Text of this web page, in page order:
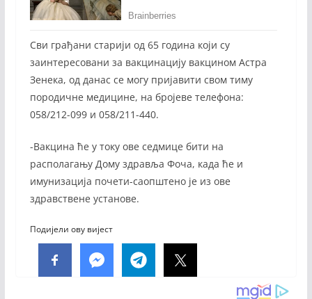
Сви грађани старији од 65 година који су
заинтересовани за вакцинацију вакцином Астра
Зенека, од данас се могу пријавити свом тиму
породичне медицине, на бројеве телефона:
058/212-099 и 058/211-440.
-Вакцина ће у току ове седмице бити на
располагању Дому здравља Фоча, када ће и
имунизација почети-саопштено је из ове
здравствене установе.
Подијели ову вијест